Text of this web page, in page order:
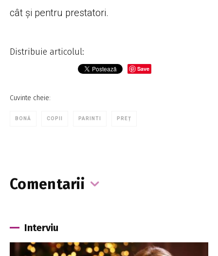
cât și pentru prestatori.
Distribuie articolul:
Save
Cuvinte cheie:
BONĂ COPII PARINTI PREȚ
Comentarii
Interviu